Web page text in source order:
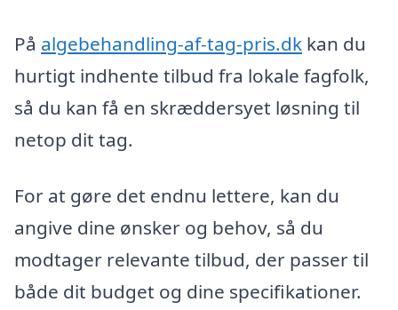
På algebehandling-af-tag-pris.dk kan du
hurtigt indhente tilbud fra lokale fagfolk,
så du kan få en skræddersyet løsning til
netop dit tag.
For at gøre det endnu lettere, kan du
angive dine ønsker og behov, så du
modtager relevante tilbud, der passer til
både dit budget og dine specifikationer.